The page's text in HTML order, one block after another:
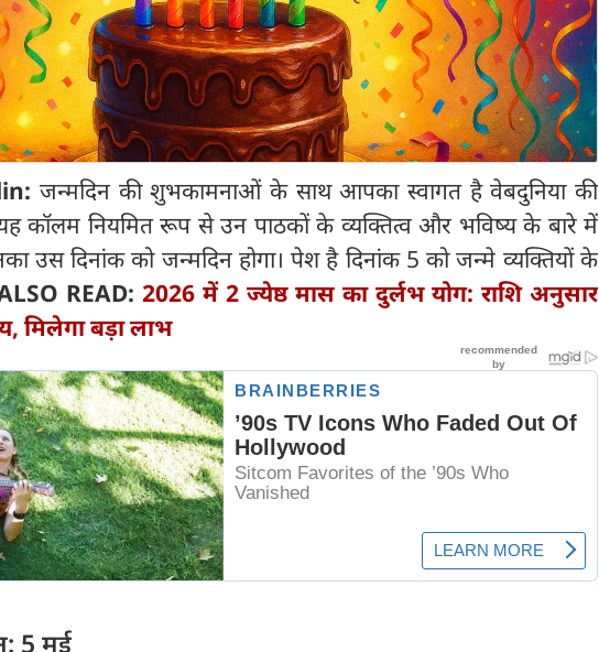
जन्मदिन की शुभकामनाओं के साथ आपका स्वागत है वेबदुनिया की
यह कॉलम नियमित रूप से उन पाठकों के व्यक्तित्व और भविष्य के बारे में
उस दिनांक को जन्मदिन होगा। पेश है दिनांक 5 को जन्मे व्यक्तियों के
READ: 2026 में 2 ज्येष्ठ मास का दुर्लभ योग: राशि अनुसार
मिलेगा बड़ा लाभ
5 मई